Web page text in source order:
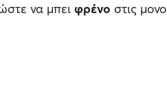
να μπει φρένο στις